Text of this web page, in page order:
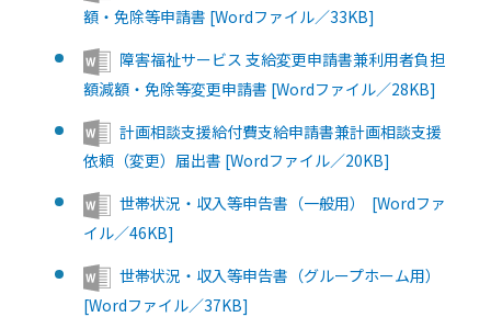
額・免除等申請書 [Wordファイル／33KB]
障害福祉サービス 支給変更申請書兼利用者負担
額減額・免除等変更申請書 [Wordファイル／28KB]
計画相談支援給付費支給申請書兼計画相談支援
依頼（変更）届出書 [Wordファイル／20KB]
世帯状況・収入等申告書（一般用） [Wordファ
イル／46KB]
世帯状況・収入等申告書（グループホーム用）
[Wordファイル／37KB]